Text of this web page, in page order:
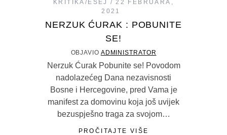
KRITIKA/ESEJ
22 FEBRUARA,
2021
NERZUK ĆURAK : POBUNITE
SE!
OBJAVIO ADMINISTRATOR
Nerzuk Ćurak Pobunite se! Povodom
nadolazećeg Dana nezavisnosti
Bosne i Hercegovine, pred Vama je
manifest za domovinu koja još uvijek
bezuspješno traga za svojom…
PROČITAJTE VIŠE